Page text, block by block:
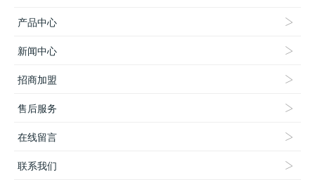
产品中心
新闻中心
招商加盟
售后服务
在线留言
联系我们